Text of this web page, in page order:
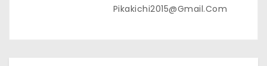
Pikakichi2015@gmail.com